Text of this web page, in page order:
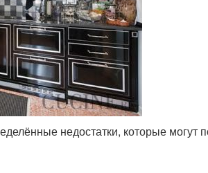
недостатки, которые могут